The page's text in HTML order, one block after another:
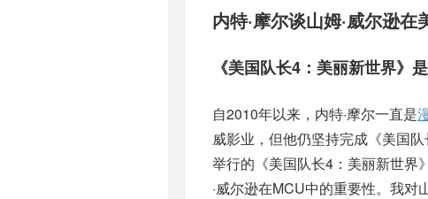
内特·摩尔谈山姆·威尔逊
《美国队长4：美丽新世界》
自2010年以来，内特·摩尔一直是
威影业，但他仍坚持完成《美国
举行的《美国队长4：美丽新世界》
·威尔逊在MCU中的重要性。我对